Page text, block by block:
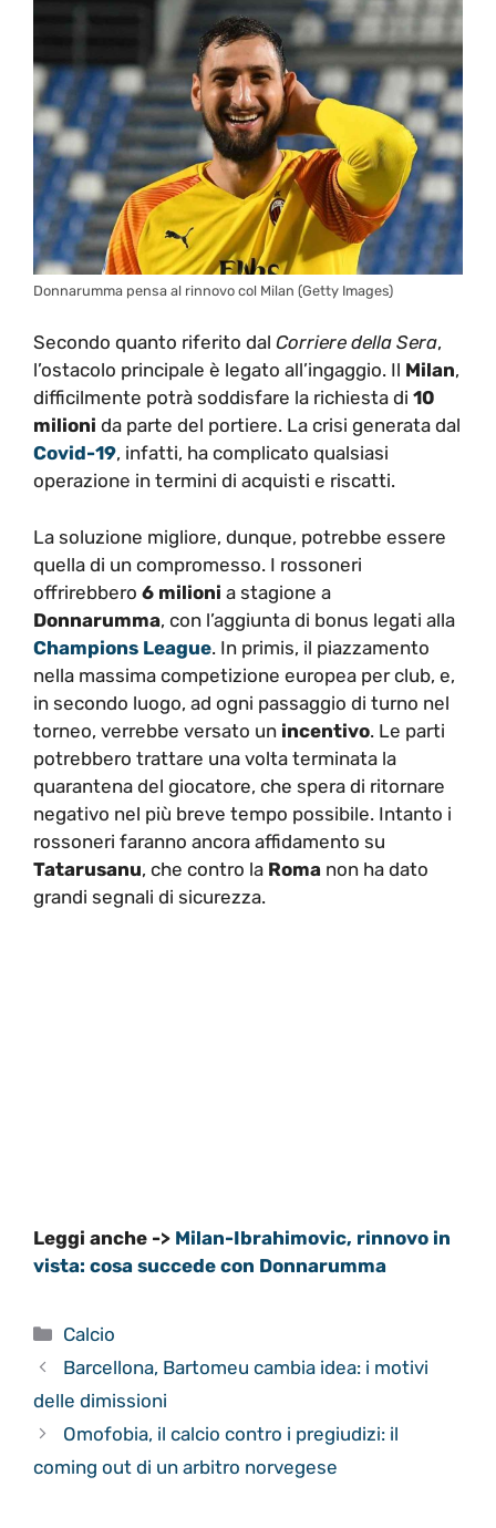
Donnarumma pensa al rinnovo col Milan (Getty Images)
Secondo quanto riferito dal Corriere della Sera,
l’ostacolo principale è legato all’ingaggio. Il Milan,
difficilmente potrà soddisfare la richiesta di 10
milioni da parte del portiere. La crisi generata dal
Covid-19, infatti, ha complicato qualsiasi
operazione in termini di acquisti e riscatti.
La soluzione migliore, dunque, potrebbe essere
quella di un compromesso. I rossoneri
offrirebbero 6 milioni a stagione a
Donnarumma, con l’aggiunta di bonus legati alla
Champions League. In primis, il piazzamento
nella massima competizione europea per club, e,
in secondo luogo, ad ogni passaggio di turno nel
torneo, verrebbe versato un incentivo. Le parti
potrebbero trattare una volta terminata la
quarantena del giocatore, che spera di ritornare
negativo nel più breve tempo possibile. Intanto i
rossoneri faranno ancora affidamento su
Tatarusanu, che contro la Roma non ha dato
grandi segnali di sicurezza.
Leggi anche -> Milan-Ibrahimovic, rinnovo in
vista: cosa succede con Donnarumma
Categorie
Calcio
Barcellona, Bartomeu cambia idea: i motivi
delle dimissioni
Omofobia, il calcio contro i pregiudizi: il
coming out di un arbitro norvegese